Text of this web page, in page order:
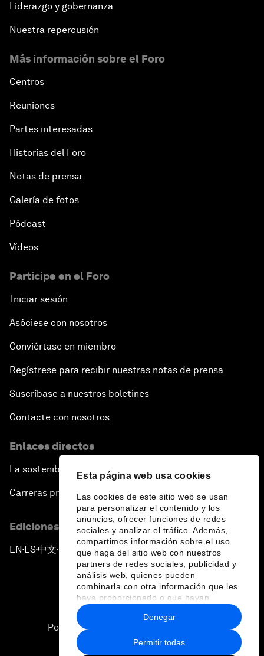
Esta página web usa cookies
Las cookies de este sitio web se usan
para personalizar el contenido y los
anuncios, ofrecer funciones de redes
sociales y analizar el tráfico. Además,
compartimos información sobre el uso
que haga del sitio web con nuestros
partners de redes sociales, publicidad y
análisis web, quienes pueden
combinarla con otra información que les
haya proporcionado o que hayan
recopilado a partir del uso que haya
hecho de sus servicios.
Permitir todas
Denegar
Liderazgo y gobernanza
Nuestra repercusión
Más información sobre el Foro
Centros
Reuniones
Partes interesadas
Historias del Foro
Notas de prensa
Galería de fotos
Pódcast
Vídeos
Participe en el Foro
Iniciar sesión
Asóciese con nosotros
Conviértase en miembro
Regístrese para recibir nuestras notas de prensa
Suscríbase a nuestros boletines
Contacte con nosotros
Enlaces directos
La sostenibilidad en el Foro
Carreras profesionales
Ediciones en otros idiomas
EN ▪ ES▪中文▪ 日本語
Política de privacidad y normas de uso